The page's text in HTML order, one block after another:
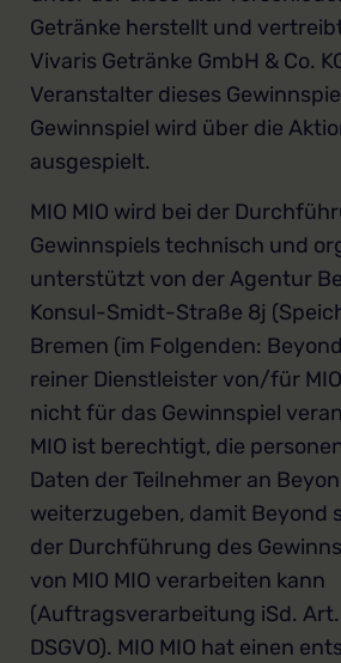
Getränke herstellt und
Vivaris Getränke GmbH & Co.
Veranstalter dieses
Gewinnspiel wird über die
ausgespielt.
MIO MIO wird bei der
Gewinnspiels technisch und
unterstützt von der Agentur
Konsul-Smidt-Straße 8j
Bremen (im Folgenden:
reiner Dienstleister von/für
nicht für das Gewinnspiel
MIO ist berechtigt, die
Daten der Teilnehmer an
weiterzugeben, damit Beyond
der Durchführung des
von MIO MIO verarbeiten kann
(Auftragsverarbeitung iSd.
DSGVO). MIO MIO hat einen